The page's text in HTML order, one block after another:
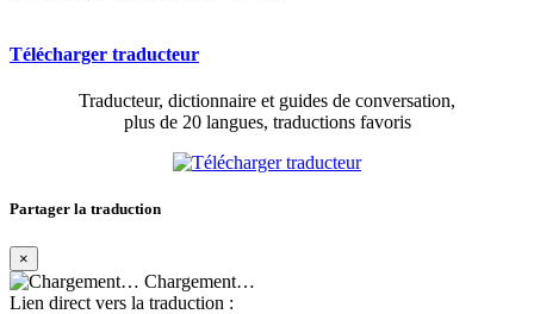
Télécharger traducteur
Traducteur, dictionnaire et guides de conversation,
plus de 20 langues, traductions favoris
Partager la traduction
×
Chargement…
Lien direct vers la traduction :